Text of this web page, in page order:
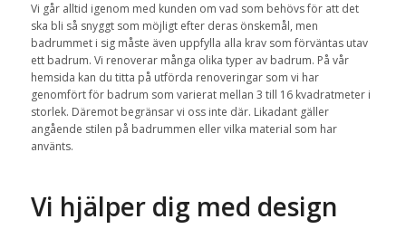
Vi går alltid igenom med kunden om vad som behövs för att det
ska bli så snyggt som möjligt efter deras önskemål, men
badrummet i sig måste även uppfylla alla krav som förväntas utav
ett badrum. Vi renoverar många olika typer av badrum. På vår
hemsida kan du titta på utförda renoveringar som vi har
genomfört för badrum som varierat mellan 3 till 16 kvadratmeter i
storlek. Däremot begränsar vi oss inte där. Likadant gäller
angående stilen på badrummen eller vilka material som har
använts.
Vi hjälper dig med design